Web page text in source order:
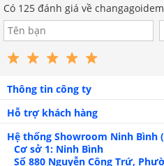
Có 125 đánh giá về
Thông tin công ty
Hỗ trợ khách hàng
Hệ thống Showroom Ninh Bình
Cơ sở 1: Ninh Bình
Số 880 Nguyễn Công Trứ,